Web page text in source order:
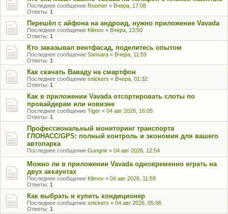
Последнее сообщение Roomer « Вчера, 17:08
Ответы: 1
Перешёл с айфона на андроид, нужно приложение Vavada
Последнее сообщение Klimov « Вчера, 13:50
Ответы: 1
Кто заказывал вентфасад, поделитесь опытом
Последнее сообщение Sansara « Вчера, 11:59
Ответы: 1
Как скачать Ваваду на смартфон
Последнее сообщение snickers « Вчера, 01:32
Ответы: 1
Как в приложении Vavada отсортировать слоты по
провайдерам или новизне
Последнее сообщение Tiger « 04 авг 2026, 16:05
Ответы: 1
Профессиональный мониторинг транспорта
ГЛОНАСС/GPS: полный контроль и экономия для вашего
автопарка
Последнее сообщение Gungnir « 04 авг 2026, 12:54
Можно ли в приложении Vavada одновременно играть на
двух аккаунтах
Последнее сообщение Klimov « 04 авг 2026, 11:59
Ответы: 1
Как выбрать и купить кондиционер
Последнее сообщение snickers « 04 авг 2026, 05:06
Ответы: 1